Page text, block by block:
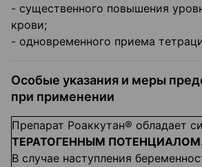
- существенного повышения
крови;
- одновременного приема
Особые указания и меры
при применении
Препарат Роаккутан® обладает
ТЕРАТОГЕННЫМ
В случае наступления